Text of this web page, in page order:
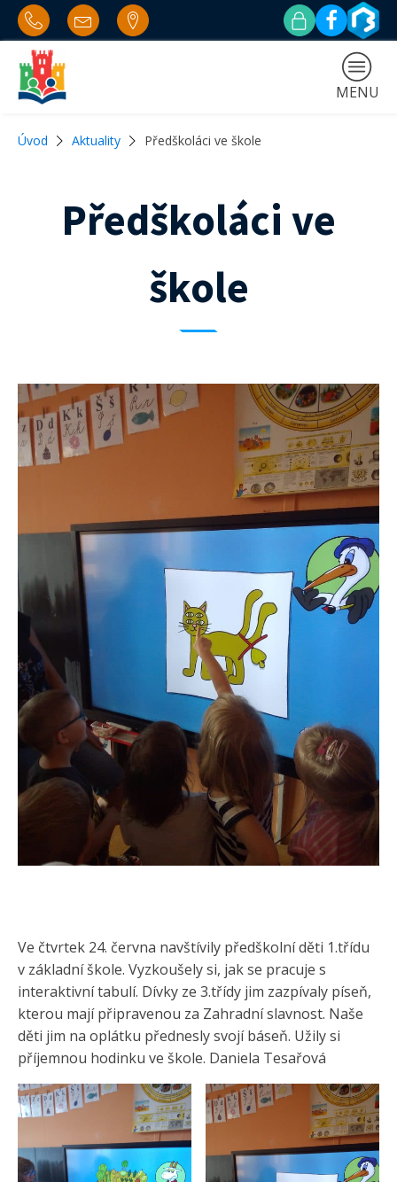
MENU
Úvod Aktuality Předškoláci ve škole
Předškoláci ve
škole
Ve čtvrtek 24. června navštívily předškolní děti 1.třídu
v základní škole. Vyzkoušely si, jak se pracuje s
interaktivní tabulí. Dívky ze 3.třídy jim zazpívaly píseň,
kterou mají připravenou za Zahradní slavnost. Naše
děti jim na oplátku přednesly svojí báseň. Užily si
příjemnou hodinku ve škole. Daniela Tesařová